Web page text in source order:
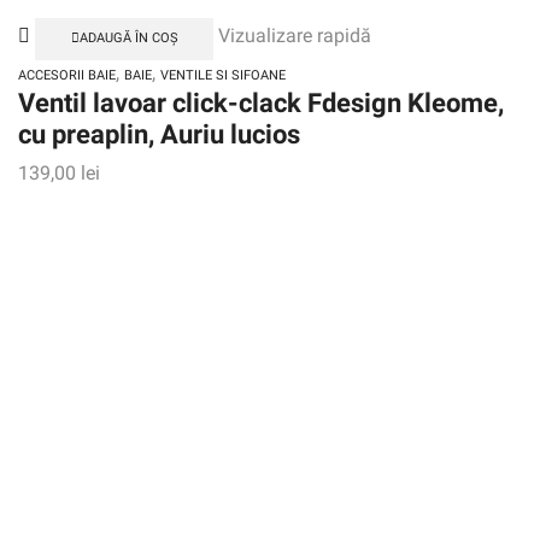
ADAUGĂ ÎN COȘ Vizualizare rapidă
ACCESORII BAIE, BAIE, VENTILE SI SIFOANE
Ventil lavoar click-clack Fdesign Kleome,
cu preaplin, Auriu lucios
139,00 lei